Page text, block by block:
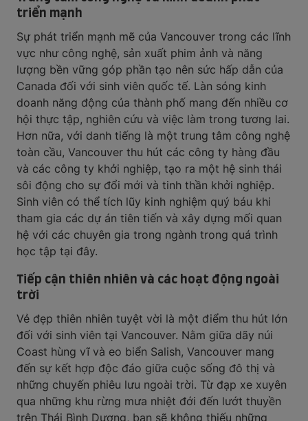
triển mạnh
Sự phát triển mạnh mẽ của Vancouver trong các lĩnh
vực như công nghệ, sản xuất phim ảnh và năng
lượng bền vững góp phần tạo nên sức hấp dẫn của
Canada đối với sinh viên quốc tế. Làn sóng kinh
doanh năng động của thành phố mang đến nhiều cơ
hội thực tập, nghiên cứu và việc làm trong tương lai.
Hơn nữa, với danh tiếng là một trung tâm công nghệ
toàn cầu, Vancouver thu hút các công ty hàng đầu
và các công ty khởi nghiệp, tạo ra một hệ sinh thái
sôi động cho sự đổi mới và tinh thần khởi nghiệp.
Sinh viên có thể tích lũy kinh nghiệm quý báu khi
tham gia các dự án tiên tiến và xây dựng mối quan
hệ với các chuyên gia trong ngành trong quá trình
học tập tại đây.
Tiếp cận thiên nhiên và các hoạt động ngoài
trời
Vẻ đẹp thiên nhiên tuyệt vời là một điểm thu hút lớn
đối với sinh viên tại Vancouver. Nằm giữa dãy núi
Coast hùng vĩ và eo biển Salish, Vancouver mang
đến sự kết hợp độc đáo giữa cuộc sống đô thị và
những chuyến phiêu lưu ngoài trời. Từ đạp xe xuyên
qua những khu rừng mưa nhiệt đới đến lướt thuyền
trên Thái Bình Dương, bạn sẽ không thiếu những